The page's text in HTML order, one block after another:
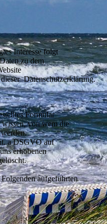
Interesse folgt
zu dem
Datenschutzerklärung.
Formular
von wem die
a DSGVO auf
erhobenen
aufgeführten